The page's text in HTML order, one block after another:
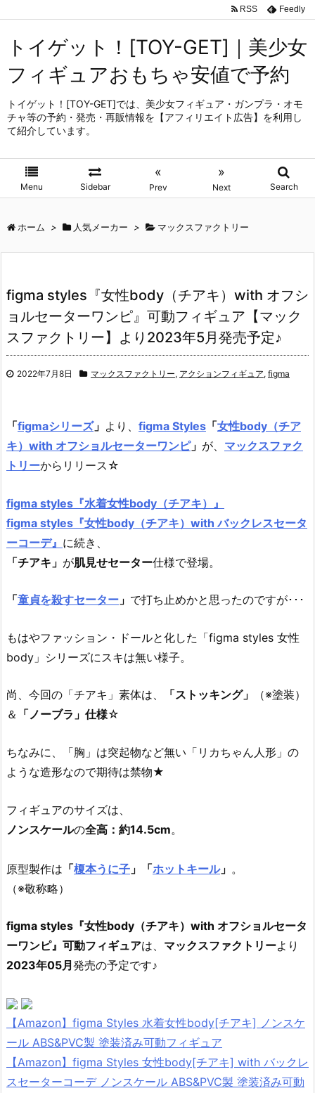
トイゲット！[TOY-GET]｜美少女
フィギュアおもちゃ安値で予約
トイゲット！[TOY-GET]では、美少女フィギュア・ガンプラ・オモ
チャ等の予約・発売・再販情報を【アフィリエイト広告】を利用し
て紹介しています。
Menu Sidebar
«
Prev
»
Next Search
RSS Feedly
ホーム > 人気メーカー > マックスファクトリー
figma styles『女性body（チアキ）with オフシ
ョルセーターワンピ』可動フィギュア【マック
スファクトリー】より2023年5月発売予定♪
2022年7月8日 マックスファクトリー, アクションフィギュア, figma
「figmaシリーズ」 より、 figma Styles 「女性body（チア
キ）with オフショルセーターワンピ」 が、 マックスファク
トリーからリリース☆
figma styles『水着女性body（チアキ）』
figma styles『女性body（チアキ）with バックレスセータ
ーコーデ』 に続き、
「チアキ」 が肌見せセーター仕様で登場。
「童貞を殺すセーター 」 で打ち止めかと思ったのですが･･･
もはやファッション・ドールと化した「figma styles 女性
body」シリーズにスキは無い様子。
尚、今回の「チアキ」素体は、 「ストッキング」
（※塗装）
＆ 「ノーブラ」仕様☆
ちなみに、「胸」は突起物など無い「リカちゃん人形」の
ような造形なので期待は禁物★
フィギュアのサイズは、
ノンスケールの全高：約14.5cm。
原型製作は 「榎本うに子 」「ホットキール」 。
（※敬称略）
figma styles『女性body（チアキ）with オフショルセータ
ーワンピ』可動フィギュアは、 マックスファクトリーより
2023年05月 発売の予定です♪
【Amazon】figma Styles 水着女性body[チアキ] ノンスケ
ール ABS&PVC製 塗装済み可動フィギュア
【Amazon】figma Styles 女性body[チアキ] with バックレ
スセーターコーデ ノンスケール ABS&PVC製 塗装済み可動